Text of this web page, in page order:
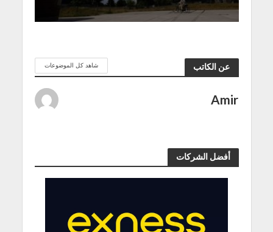
عن الكاتب شاهد كل الموضوعات
Amir
أفضل الشركات